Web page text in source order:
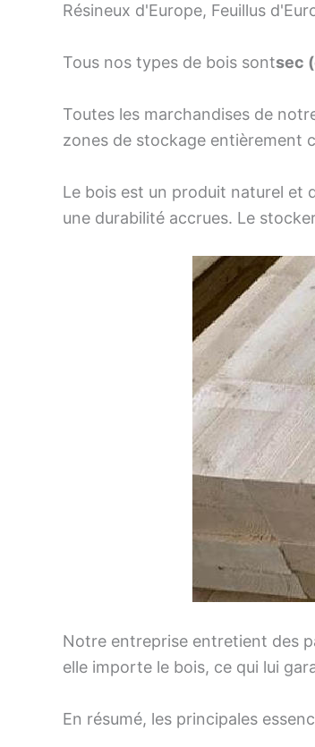
Résineux d'Europe, Feuillus
Tous nos types de bois sontsec
Toutes les marchandises de
zones de stockage entièrement
Le bois est un produit naturel et
une durabilité accrues. Le
Notre entreprise entretient des
elle importe le bois, ce qui lui
En résumé, les principales